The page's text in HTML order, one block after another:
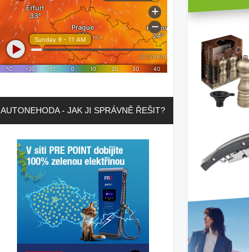
AUTONEHODA - JAK JI SPRÁVNĚ ŘEŠIT?